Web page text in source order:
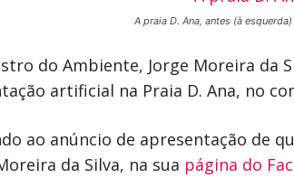
A praia D. Ana, antes (à
do Ambiente, Jorge Moreira da
artificial na Praia D. Ana, no
ao anúncio de apresentação de
da Silva, na sua página do